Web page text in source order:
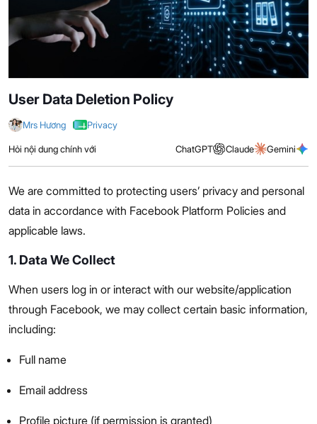
User Data Deletion Policy
Mrs Hương Privacy
Hỏi nội dung chính với ChatGPT Claude Gemini
We are committed to protecting users’ privacy and personal
data in accordance with Facebook Platform Policies and
applicable laws.
1. Data We Collect
When users log in or interact with our website/application
through Facebook, we may collect certain basic information,
including:
Full name
Email address
Profile picture (if permission is granted)